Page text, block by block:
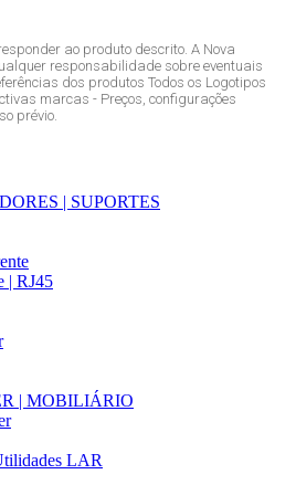
ao produto descrito. A Nova
responsabilidade sobre eventuais
dos produtos Todos os Logotipos
marcas - Preços, configurações
prévio.
| SUPORTES
| RJ45
| MOBILIÁRIO
LAR